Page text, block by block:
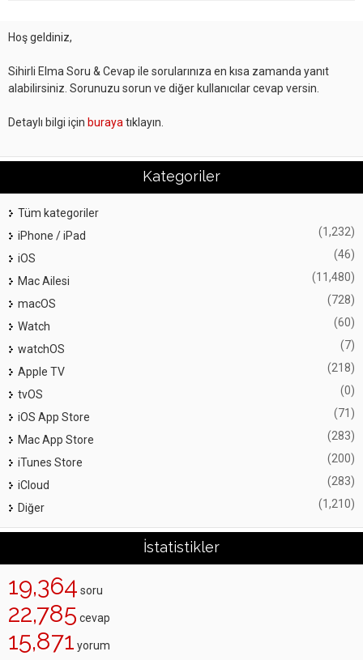
Hoş geldiniz,
Sihirli Elma Soru & Cevap ile sorularınıza en kısa zamanda yanıt
alabilirsiniz. Sorunuzu sorun ve diğer kullanıcılar cevap versin.
Detaylı bilgi için buraya tıklayın.
Kategoriler
Tüm kategoriler
iPhone / iPad
(1,232)
iOS (46)
Mac Ailesi (11,480)
macOS (728)
Watch (60)
watchOS (7)
Apple TV (218)
tvOS (0)
iOS App Store (71)
Mac App Store (283)
iTunes Store (200)
iCloud (283)
Diğer (1,210)
İstatistikler
19,364 soru
22,785 cevap
15,871 yorum